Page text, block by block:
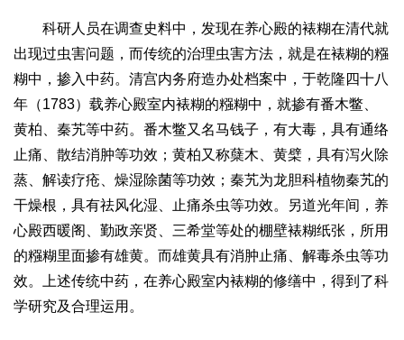
科研人员在调查史料中，发现在养心殿的裱糊在清代就
出现过虫害问题，而传统的治理虫害方法，就是在裱糊的糨
糊中，掺入中药。清宫内务府造办处档案中，于乾隆四十八
年（1783）载养心殿室内裱糊的糨糊中，就掺有番木鳖、
黄柏、秦艽等中药。番木鳖又名马钱子，有大毒，具有通络
止痛、散结消肿等功效；黄柏又称蘖木、黄檗，具有泻火除
蒸、解读疗疮、燥湿除菌等功效；秦艽为龙胆科植物秦艽的
干燥根，具有祛风化湿、止痛杀虫等功效。另道光年间，养
心殿西暖阁、勤政亲贤、三希堂等处的棚壁裱糊纸张，所用
的糨糊里面掺有雄黄。而雄黄具有消肿止痛、解毒杀虫等功
效。上述传统中药，在养心殿室内裱糊的修缮中，得到了科
学研究及合理运用。